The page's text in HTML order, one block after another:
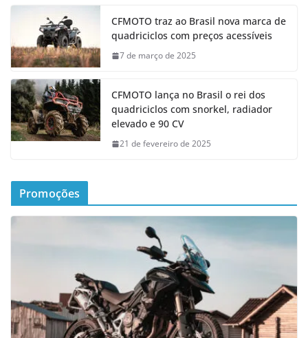
CFMOTO traz ao Brasil nova marca de
quadriciclos com preços acessíveis
7 de março de 2025
CFMOTO lança no Brasil o rei dos
quadriciclos com snorkel, radiador
elevado e 90 CV
21 de fevereiro de 2025
Promoções